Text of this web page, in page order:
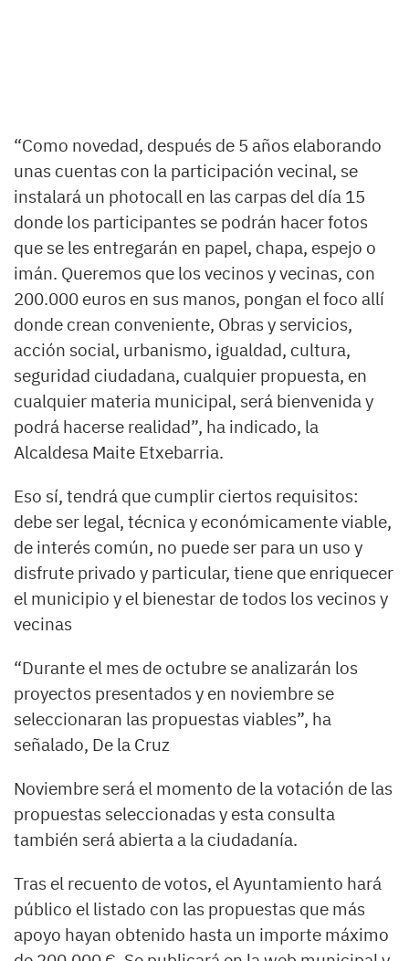
“Como novedad, después de 5 años elaborando
unas cuentas con la participación vecinal, se
instalará un photocall en las carpas del día 15
donde los participantes se podrán hacer fotos
que se les entregarán en papel, chapa, espejo o
imán. Queremos que los vecinos y vecinas, con
200.000 euros en sus manos, pongan el foco allí
donde crean conveniente, Obras y servicios,
acción social, urbanismo, igualdad, cultura,
seguridad ciudadana, cualquier propuesta, en
cualquier materia municipal, será bienvenida y
podrá hacerse realidad”, ha indicado, la
Alcaldesa Maite Etxebarria.
Eso sí, tendrá que cumplir ciertos requisitos:
debe ser legal, técnica y económicamente viable,
de interés común, no puede ser para un uso y
disfrute privado y particular, tiene que enriquecer
el municipio y el bienestar de todos los vecinos y
vecinas
“Durante el mes de octubre se analizarán los
proyectos presentados y en noviembre se
seleccionaran las propuestas viables”, ha
señalado, De la Cruz
Noviembre será el momento de la votación de las
propuestas seleccionadas y esta consulta
también será abierta a la ciudadanía.
Tras el recuento de votos, el Ayuntamiento hará
público el listado con las propuestas que más
apoyo hayan obtenido hasta un importe máximo